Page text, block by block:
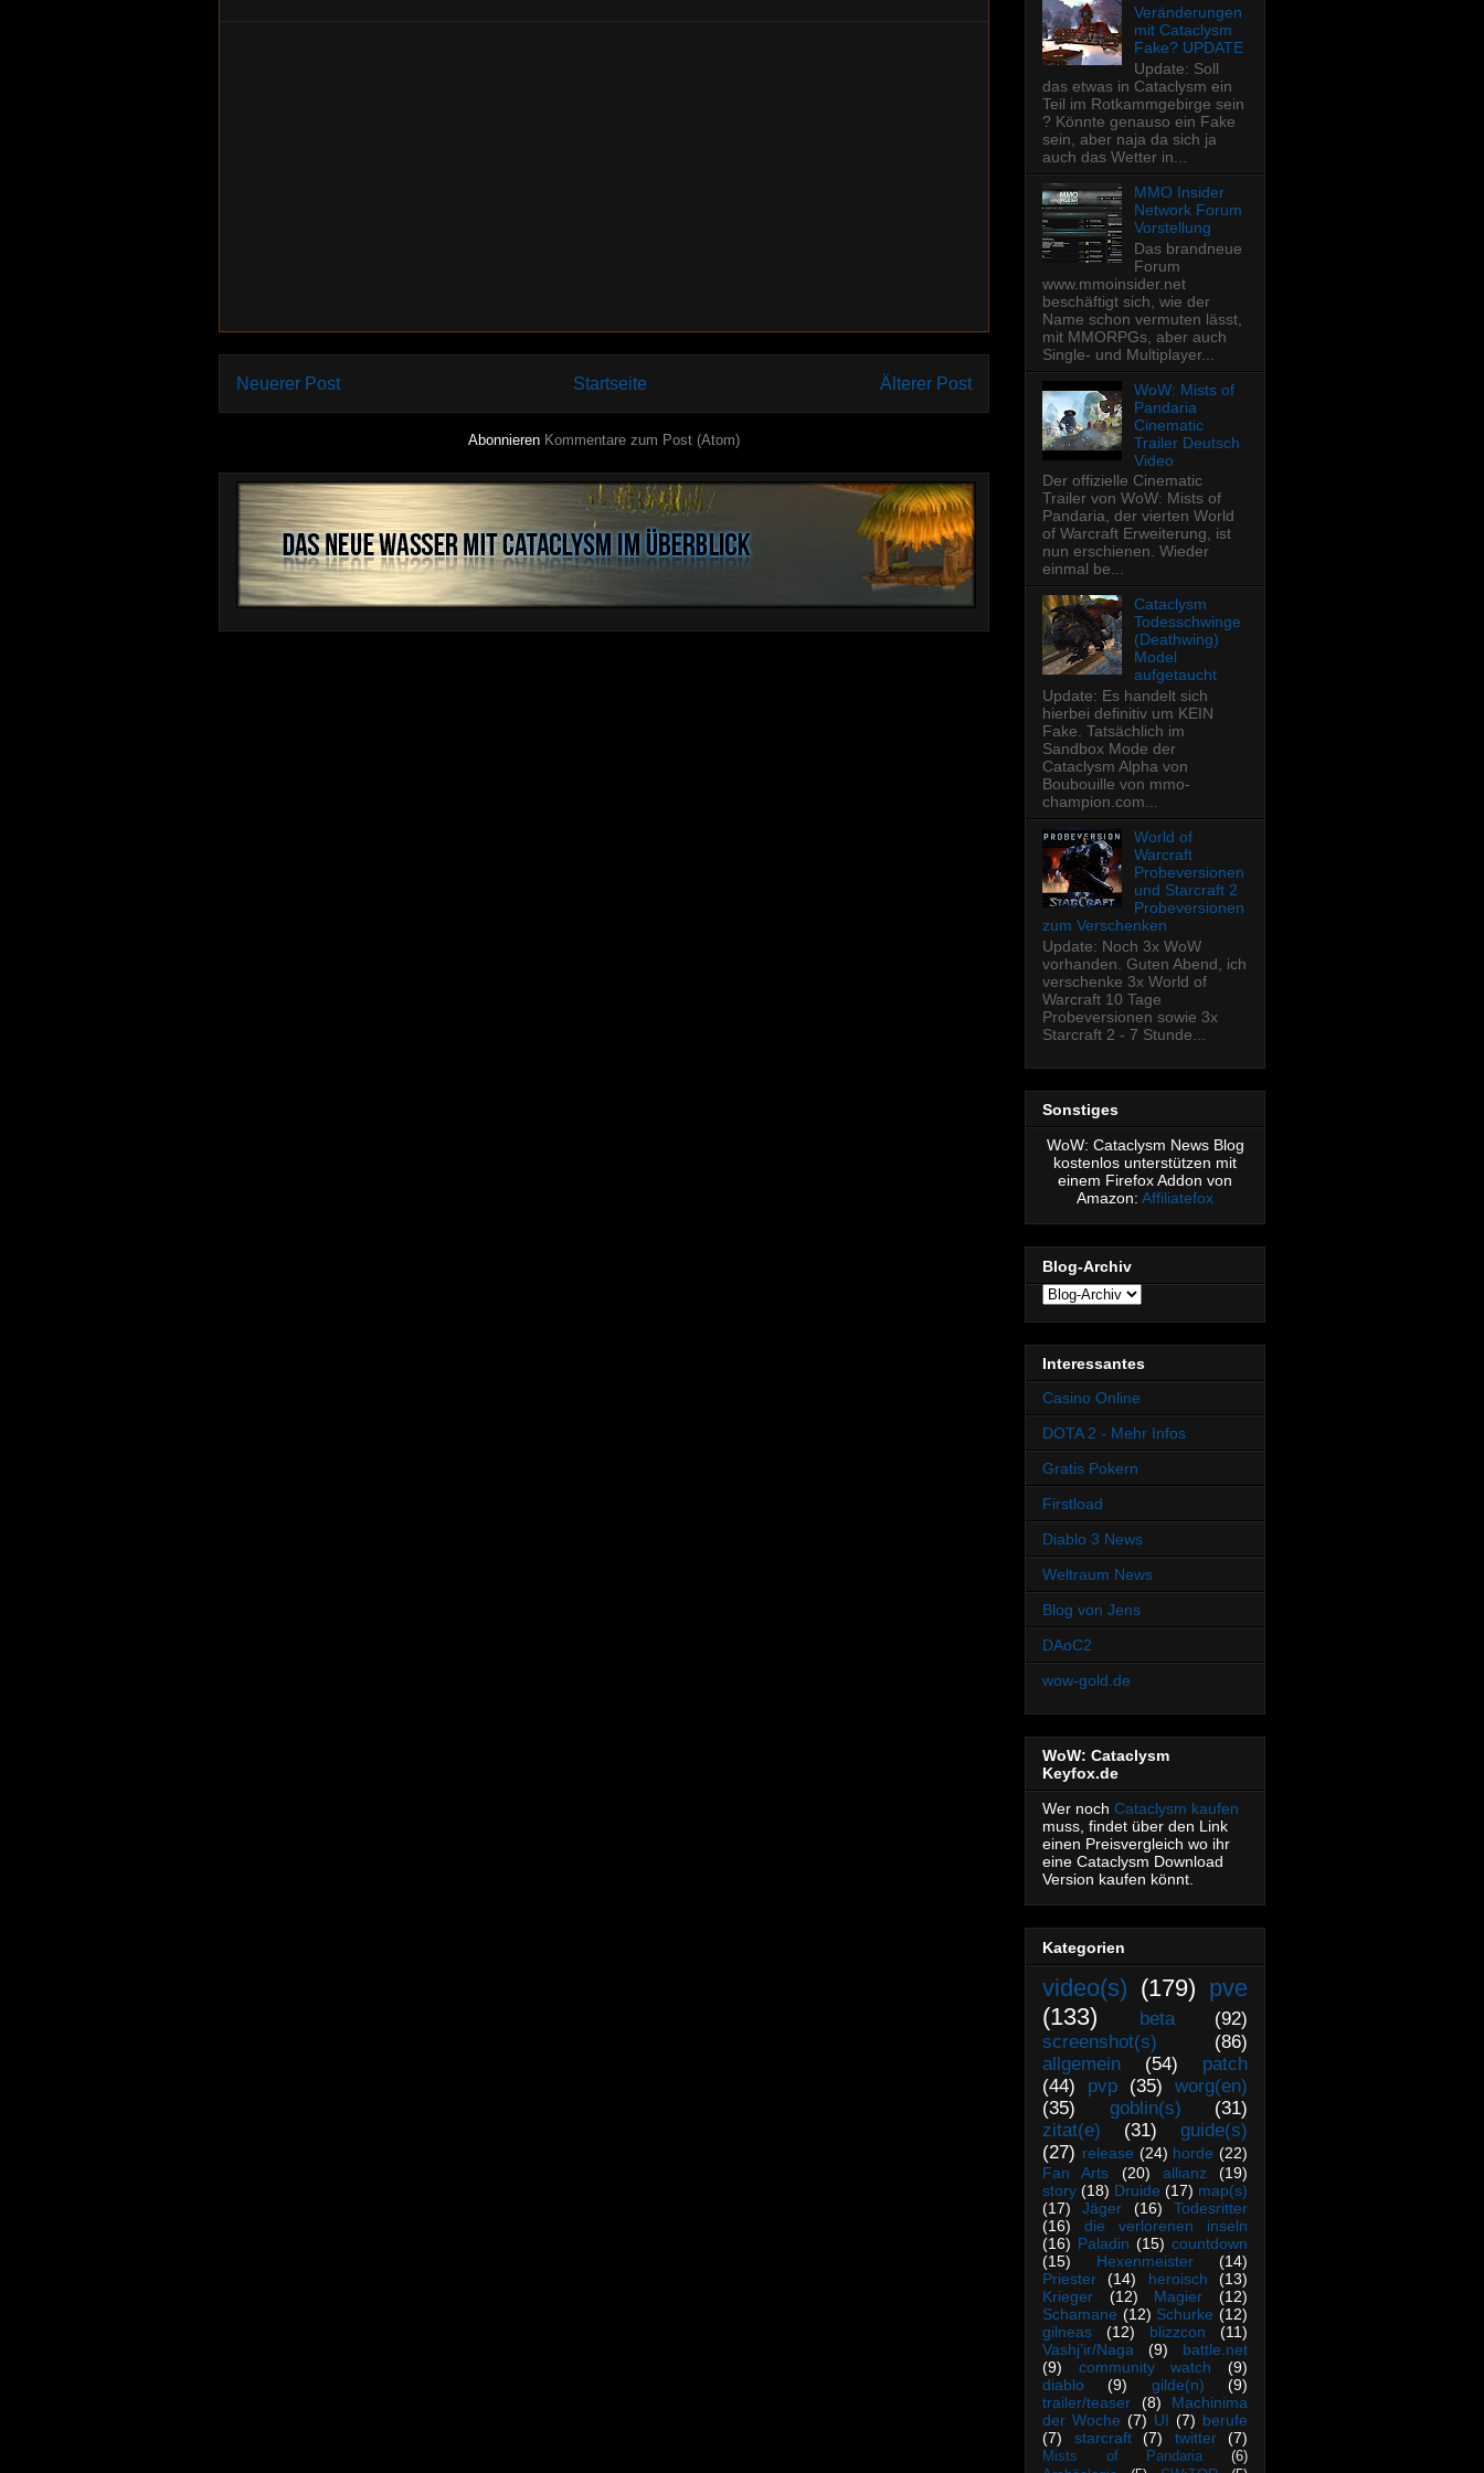
Neuerer Post Älterer Post
Startseite
Abonnieren Kommentare zum Post (Atom)
Veränderungen
mit Cataclysm
Fake? UPDATE
Update: Soll
das etwas in Cataclysm ein
Teil im Rotkammgebirge sein
? Könnte genauso ein Fake
sein, aber naja da sich ja
auch das Wetter in...
MMO Insider
Network Forum
Vorstellung
Das brandneue
Forum
www.mmoinsider.net
beschäftigt sich, wie der
Name schon vermuten lässt,
mit MMORPGs, aber auch
Single- und Multiplayer...
WoW: Mists of
Pandaria
Cinematic
Trailer Deutsch
Video
Der offizielle Cinematic
Trailer von WoW: Mists of
Pandaria, der vierten World
of Warcraft Erweiterung, ist
nun erschienen. Wieder
einmal be...
Cataclysm
Todesschwinge
(Deathwing)
Model
aufgetaucht
Update: Es handelt sich
hierbei definitiv um KEIN
Fake. Tatsächlich im
Sandbox Mode der
Cataclysm Alpha von
Boubouille von mmo-
champion.com...
World of
Warcraft
Probeversionen
und Starcraft 2
Probeversionen
zum Verschenken
Update: Noch 3x WoW
vorhanden. Guten Abend, ich
verschenke 3x World of
Warcraft 10 Tage
Probeversionen sowie 3x
Starcraft 2 - 7 Stunde...
Sonstiges
WoW: Cataclysm News Blog
kostenlos unterstützen mit
einem Firefox Addon von
Amazon: Affiliatefox
Blog-Archiv
Interessantes
Casino Online
DOTA 2 - Mehr Infos
Gratis Pokern
Firstload
Diablo 3 News
Weltraum News
Blog von Jens
DAoC2
wow-gold.de
WoW: Cataclysm
Keyfox.de
Wer noch Cataclysm kaufen
muss, findet über den Link
einen Preisvergleich wo ihr
eine Cataclysm Download
Version kaufen könnt.
Kategorien
video(s) (179) pve
(133)
beta
(92)
screenshot(s)
(86)
allgemein
(54)
patch
(44)
pvp (35)
worg(en)
(35)
goblin(s)
(31)
zitat(e)
(31)
guide(s)
(27) release (24) horde (22)
Fan Arts
(20) allianz
(19)
story (18) Druide (17) map(s)
(17)
Jäger (16)
Todesritter
(16)
die verlorenen inseln
(16) Paladin (15) countdown
(15)
Hexenmeister
(14)
Priester
(14) heroisch
(13)
Krieger
(12) Magier
(12)
Schamane (12) Schurke (12)
gilneas
(12) blizzcon
(11)
Vashj’ir/Naga
(9)
battle.net
(9)
community watch
(9)
diablo
(9) gilde(n)
(9)
trailer/teaser
(8)
Machinima
der Woche (7) UI (7) berufe
(7)
starcraft (7) twitter (7)
Mists of Pandaria
(6)